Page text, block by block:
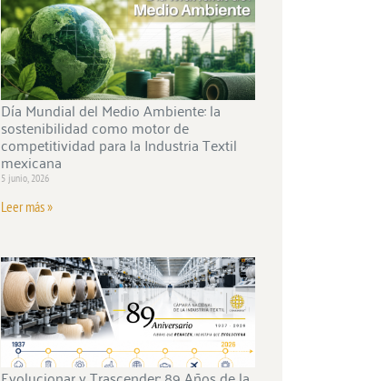
Día Mundial del Medio Ambiente: la
sostenibilidad como motor de
competitividad para la Industria Textil
mexicana
5 junio, 2026
Leer más »